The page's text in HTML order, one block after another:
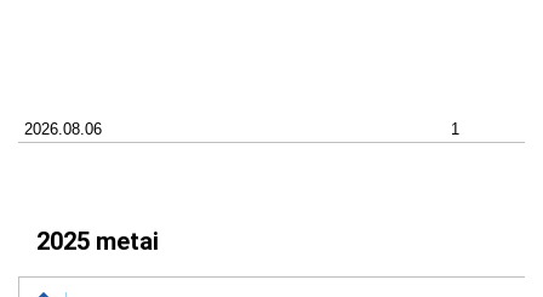
2025 metai